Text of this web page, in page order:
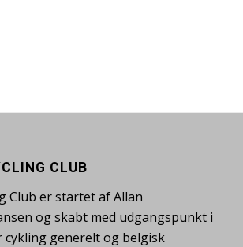
CLUB
Club er startet af Allan
og skabt med udgangspunkt i
cykling generelt og belgisk